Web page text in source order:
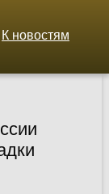
К новостям